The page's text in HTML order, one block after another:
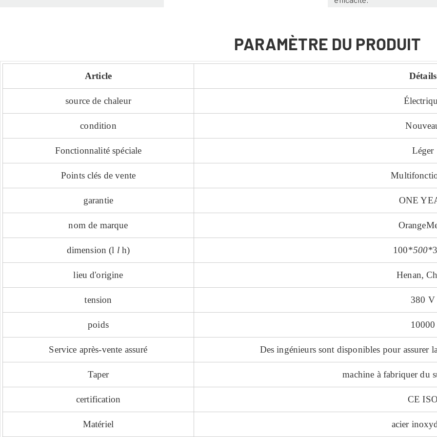
PARAMÈTRE DU PRODUIT
Article Détails
source de chaleur
condition
Fonctionnalité spéciale Léger
Points clés de vente
garantie ONE
nom de marque
dimension (l l h) 100*500*
lieu d'origine Henan,
tension 380 V
poids 10000
Service après-vente assuré Des ingénieurs sont disponibles pour assurer
Taper machine à fabriquer du
certification CE ISO
Matériel acier